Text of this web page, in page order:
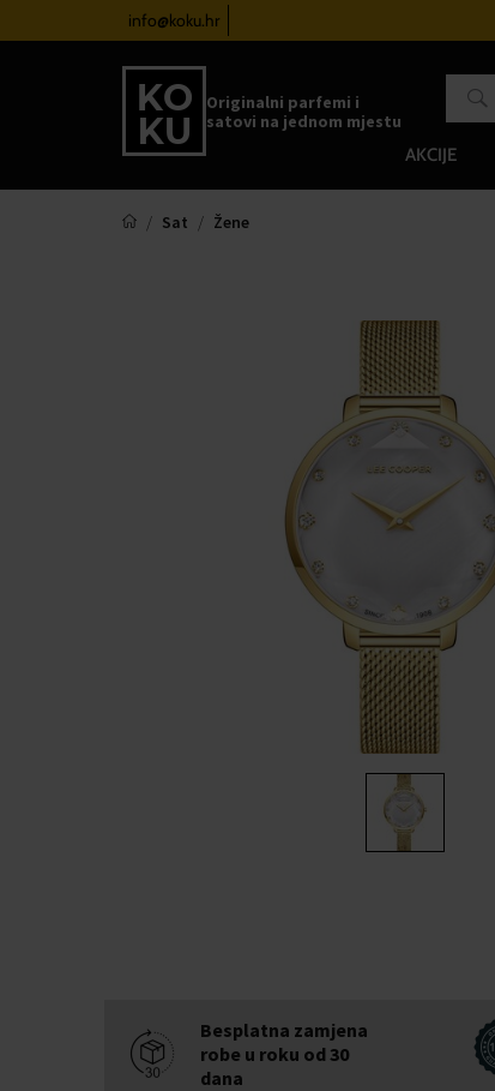
info@koku.hr
Originalni parfemi i
satovi na jednom mjestu
AKCIJE
Sat Žene
Besplatna zamjena
robe u roku od 30
dana